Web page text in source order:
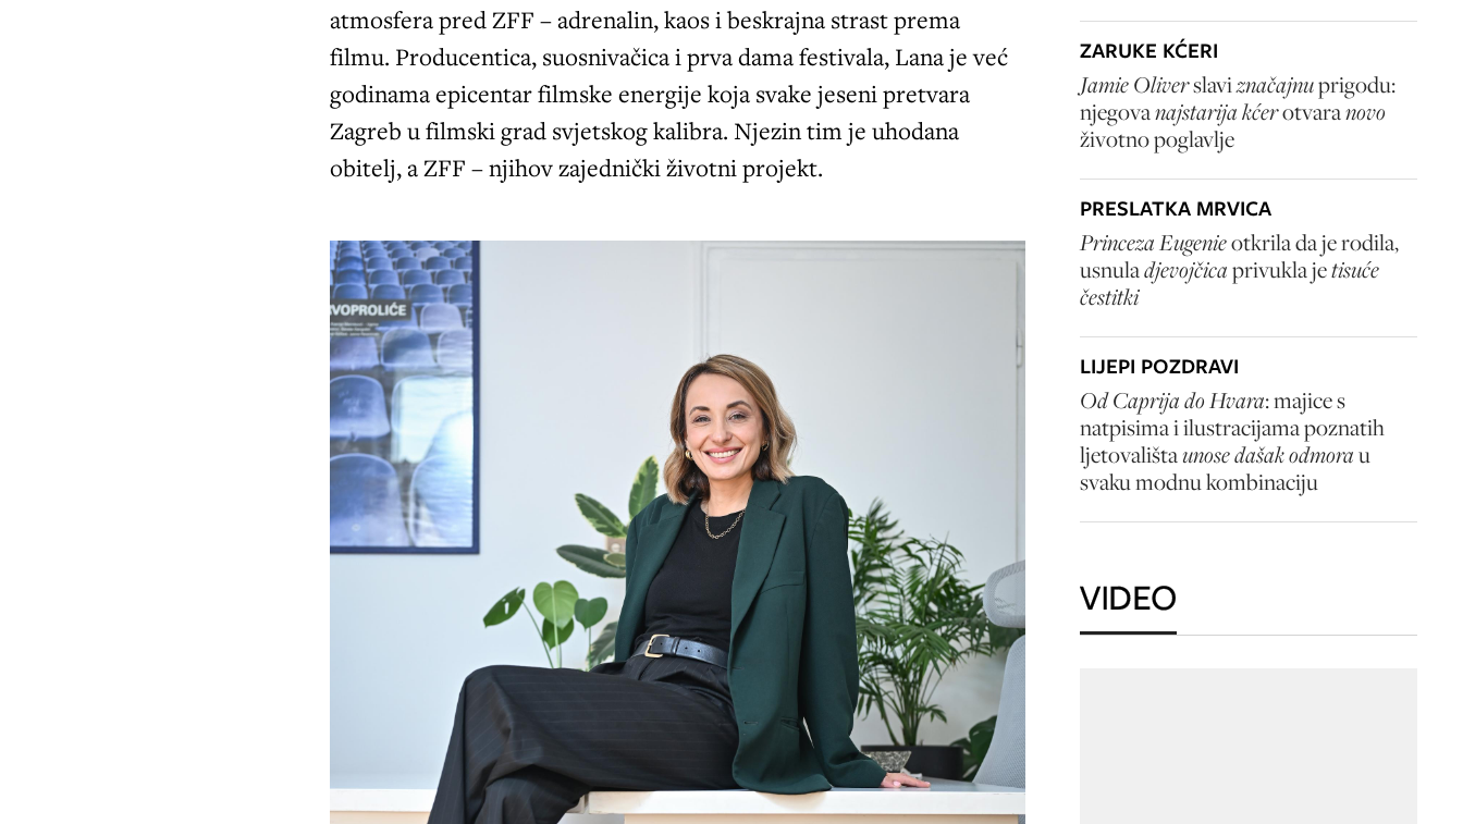
atmosfera pred ZFF – adrenalin, kaos i beskrajna strast prema
filmu. Producentica, suosnivačica i prva dama festivala, Lana je već
godinama epicentar filmske energije koja svake jeseni pretvara
Zagreb u filmski grad svjetskog kalibra. Njezin tim je uhodana
obitelj, a ZFF – njihov zajednički životni projekt.
ZARUKE KĆERI
Jamie Oliverslaviznačajnuprigodu:
njegovanajstarija kćerotvaranovo
životno poglavlje
PRESLATKA MRVICA
Princeza Eugenieotkrila da je rodila,
usnuladjevojčicaprivukla jetisuće
čestitki
LIJEPI POZDRAVI
Od Caprija do Hvara: majice s
natpisima i ilustracijama poznatih
ljetovalištaunose dašak odmorau
svaku modnu kombinaciju
VIDEO